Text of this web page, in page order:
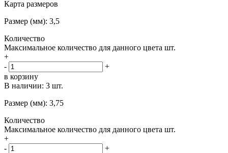
Карта размеров
Размер (мм): 3,5
Количество
Максимальное количество для данного цвета шт.
+
-
+
в корзину
В наличии: 3 шт.
Размер (мм): 3,75
Количество
Максимальное количество для данного цвета шт.
+
-
+